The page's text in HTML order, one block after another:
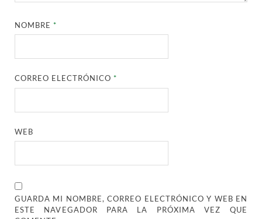
NOMBRE*
CORREO ELECTRÓNICO*
WEB
GUARDA MI NOMBRE, CORREO ELECTRÓNICO Y WEB EN
ESTE NAVEGADOR PARA LA PRÓXIMA VEZ QUE